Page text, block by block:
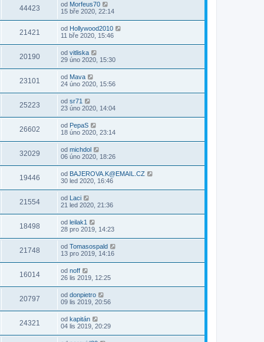
44423 od Morfeus70
15 bře 2020, 22:14
21421 od Hollywood2010
11 bře 2020, 15:46
20190 od vitliska
29 úno 2020, 15:30
23101 od Mava
24 úno 2020, 15:56
25223 od sr71
23 úno 2020, 14:04
26602 od PepaS
18 úno 2020, 23:14
32029 od michdol
06 úno 2020, 18:26
19446 od BAJEROVA.K@EMAIL.CZ
30 led 2020, 16:46
21554 od Laci
21 led 2020, 21:36
18498 od leilak1
28 pro 2019, 14:23
21748 od Tomasospald
13 pro 2019, 14:16
16014 od noff
26 lis 2019, 12:25
20797 od donpietro
09 lis 2019, 20:56
24321 od kapitán
04 lis 2019, 20:29